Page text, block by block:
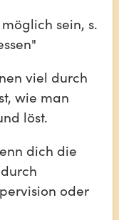
sein, s.
viel durch
wie man
löst.
dich die
oder